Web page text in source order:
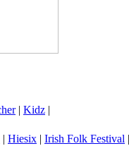
| Kidz |
| Hiesix | Irish Folk Festival